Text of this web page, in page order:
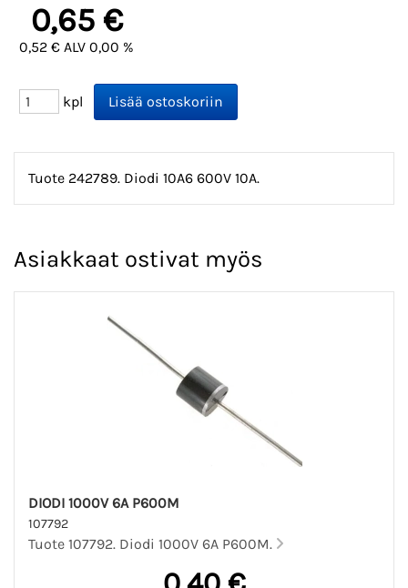
0,65 €
0,52 € ALV 0,00 %
kpl
Tuote 242789. Diodi 10A6 600V 10A.
Asiakkaat ostivat myös
DIODI 1000V 6A P600M
107792
Tuote 107792. Diodi 1000V 6A P600M.